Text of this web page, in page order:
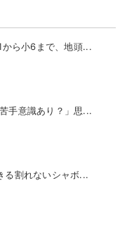
から小6まで、地頭...
手意識あり？」思...
る割れないシャボ...